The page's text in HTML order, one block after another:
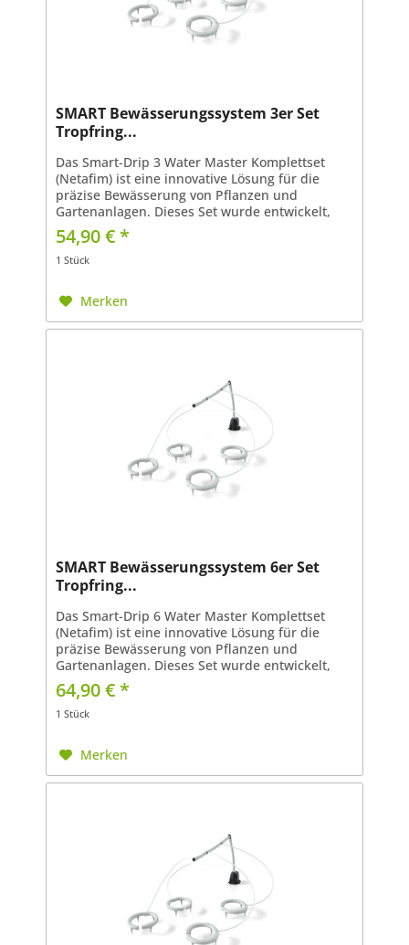
SMART Bewässerungssystem 3er Set
Tropfring...
Das Smart-Drip 3 Water Master Komplettset
(Netafim) ist eine innovative Lösung für die
präzise Bewässerung von Pflanzen und
Gartenanlagen. Dieses Set wurde entwickelt,
um eine effiziente und gleichmäßige
Wasserverteilung zu...
54,90 € *
1 Stück
Merken
SMART Bewässerungssystem 6er Set
Tropfring...
Das Smart-Drip 6 Water Master Komplettset
(Netafim) ist eine innovative Lösung für die
präzise Bewässerung von Pflanzen und
Gartenanlagen. Dieses Set wurde entwickelt,
um eine effiziente und gleichmäßige
Wasserverteilung zu...
64,90 € *
1 Stück
Merken